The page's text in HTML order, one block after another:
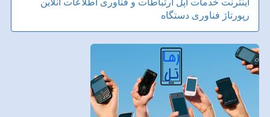
اینترنت خدمات اپل ارتباطات و فناوری اطلاعات آنلاین
رپورتاژ فناوری دستگاه